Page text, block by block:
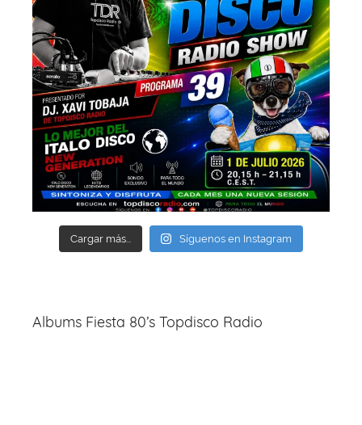
Cargar más... Síguenos en Instagram
Albums Fiesta 80’s Topdisco Radio